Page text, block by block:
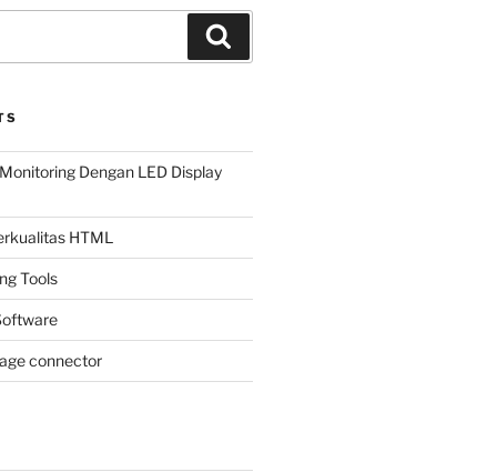
Dengan LED Display
HTML
Tools
connector